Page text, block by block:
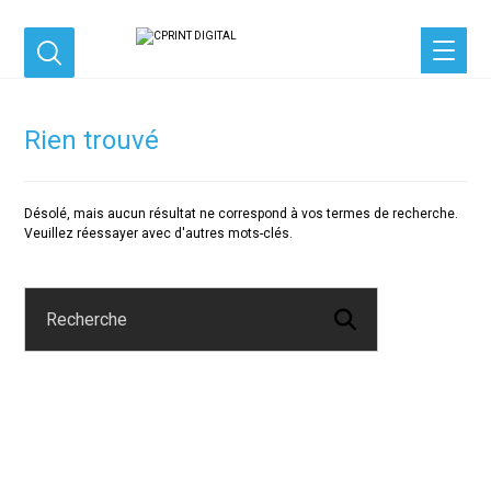
Rien trouvé
Désolé, mais aucun résultat ne correspond à vos termes de recherche.
Veuillez réessayer avec d'autres mots-clés.